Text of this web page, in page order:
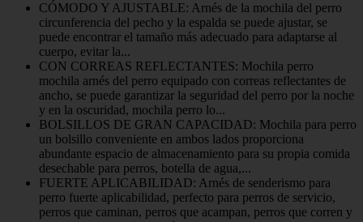
CÓMODO Y AJUSTABLE: Arnés de la mochila del perro
circunferencia del pecho y la espalda se puede ajustar, se
puede encontrar el tamaño más adecuado para adaptarse al
cuerpo, evitar la...
CON CORREAS REFLECTANTES: Mochila perro
mochila arnés del perro equipado con correas reflectantes de
ancho, se puede garantizar la seguridad del perro por la noche
y en la oscuridad, mochila perro lo...
BOLSILLOS DE GRAN CAPACIDAD: Mochila para perro
un bolsillo conveniente en ambos lados proporciona
abundante espacio de almacenamiento para su propia comida
desechable para perros, botella de agua,...
FUERTE APLICABILIDAD: Arnés de senderismo para
perro fuerte aplicabilidad, perfecto para perros de servicio,
perros que caminan, perros que acampan, perros que corren y